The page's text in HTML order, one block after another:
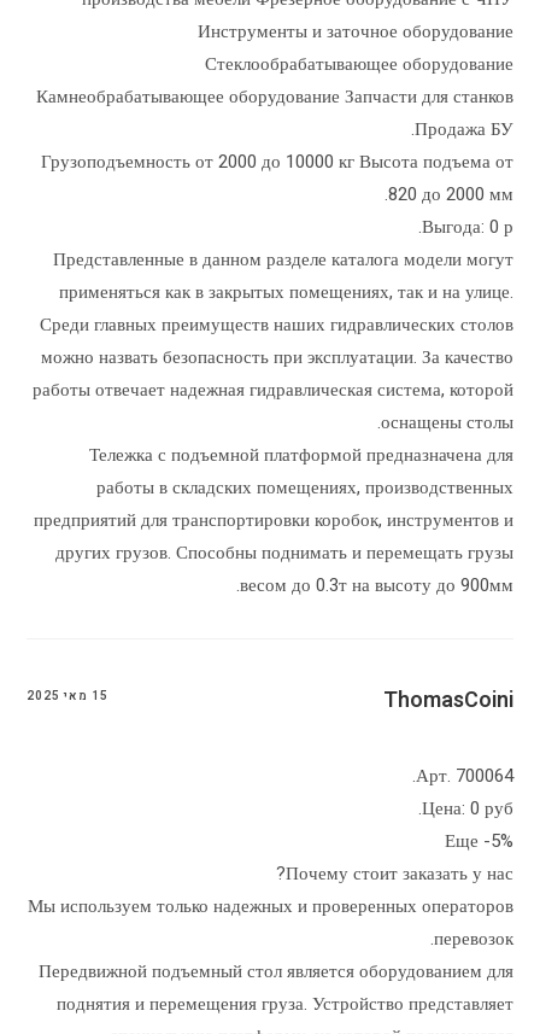
Инструменты и заточное оборудование
Стеклообрабатывающее оборудование
Камнеобрабатывающее оборудование Запчасти для станков
Продажа БУ.
Грузоподъемность от 2000 до 10000 кг Высота подъема от
820 до 2000 мм.
Выгода: 0 р.
Представленные в данном разделе каталога модели могут
применяться как в закрытых помещениях, так и на улице.
Среди главных преимуществ наших гидравлических столов
можно назвать безопасность при эксплуатации. За качество
работы отвечает надежная гидравлическая система, которой
оснащены столы.
Тележка с подъемной платформой предназначена для
работы в складских помещениях, производственных
предприятий для транспортировки коробок, инструментов и
других грузов. Способны поднимать и перемещать грузы
весом до 0.3т на высоту до 900мм.
ThomasCoini 15 מאי 2025
Арт. 700064.
Цена: 0 руб.
Еще -5%
Почему стоит заказать у нас?
Мы используем только надежных и проверенных операторов
перевозок.
Передвижной подъемный стол является оборудованием для
поднятия и перемещения груза. Устройство представляет